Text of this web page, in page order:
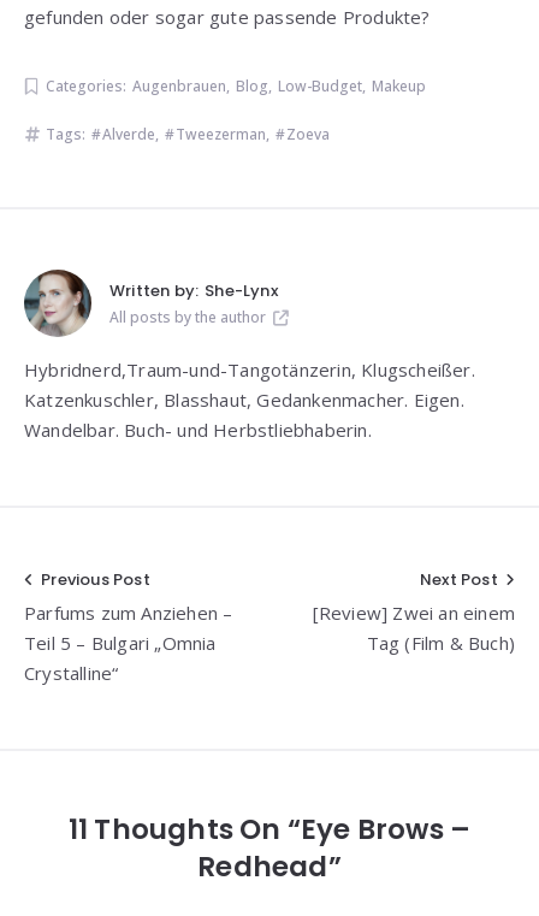
gefunden oder sogar gute passende Produkte?
Categories: Augenbrauen, Blog, Low-Budget, Makeup
Tags: Alverde, Tweezerman, Zoeva
Written by: She-Lynx
All posts by the author
Hybridnerd,Traum-und-Tangotänzerin, Klugscheißer.
Katzenkuschler, Blasshaut, Gedankenmacher. Eigen.
Wandelbar. Buch- und Herbstliebhaberin.
Beitragsnavigation
Previous Post
Parfums zum Anziehen –
Teil 5 – Bulgari „Omnia
Crystalline“
Next Post
[Review] Zwei an einem
Tag (Film & Buch)
11 Thoughts On “Eye Brows –
Redhead”